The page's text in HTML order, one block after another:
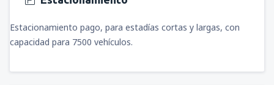
Estacionamiento pago, para estadías cortas y largas, con
capacidad para 7500 vehículos.